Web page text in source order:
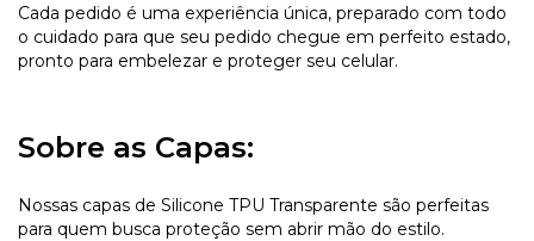
Cada pedido é uma experiência única, preparado com todo
o cuidado para que seu pedido chegue em perfeito estado,
pronto para embelezar e proteger seu celular.
Sobre as Capas:
Nossas capas de Silicone TPU Transparente são perfeitas
para quem busca proteção sem abrir mão do estilo.